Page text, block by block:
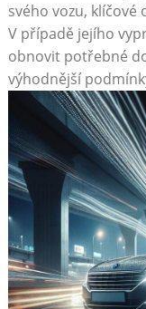
svého vozu,
V případě jejího
obnovit potřebné
výhodnější